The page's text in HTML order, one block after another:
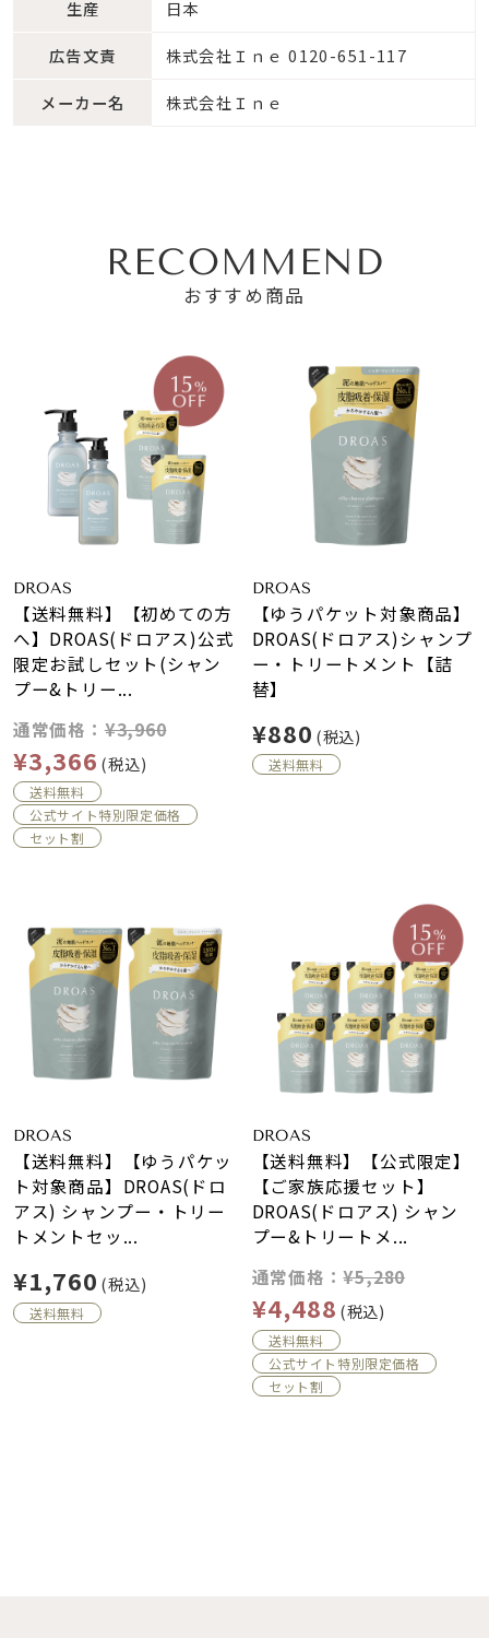
生産 日本
広告文責 株式会社Ｉｎｅ 0120-651-117
メーカー名 株式会社Ｉｎｅ
RECOMMEND
おすすめ商品
DROAS
【送料無料】【初めての方
へ】DROAS(ドロアス)公式
限定お試しセット(シャン
プー&トリー...
通常価格： ¥3,960
¥3,366 (税込)
送料無料
公式サイト特別限定価格
セット割
DROAS
【ゆうパケット対象商品】
DROAS(ドロアス)シャンプ
ー・トリートメント【詰
替】
¥880 (税込)
送料無料
DROAS
【送料無料】【ゆうパケッ
ト対象商品】DROAS(ドロ
アス) シャンプー・トリー
トメントセッ...
¥1,760 (税込)
送料無料
DROAS
【送料無料】【公式限定】
【ご家族応援セット】
DROAS(ドロアス) シャン
プー&トリートメ...
通常価格：¥5,280
¥4,488 (税込)
送料無料
公式サイト特別限定価格
セット割